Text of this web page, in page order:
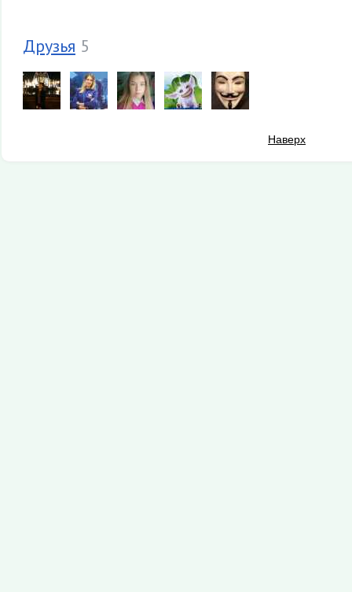
Друзья 5
Наверх